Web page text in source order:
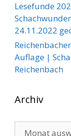
Lesefunde
24.11.2022
Auflage |
Reichenbach
Archiv